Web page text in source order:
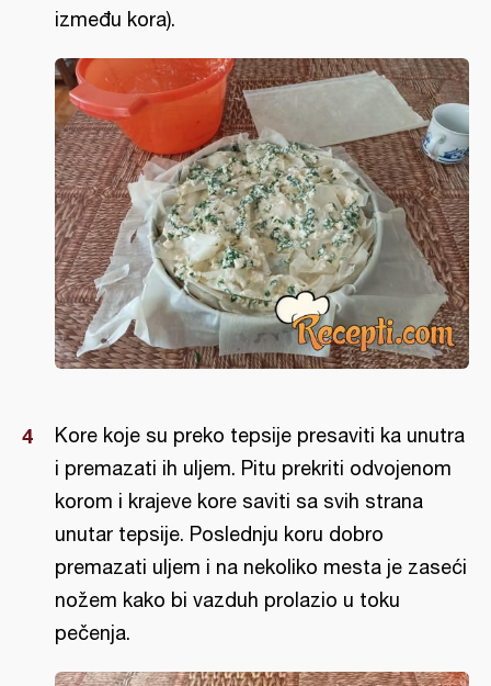
između kora).
Kore koje su preko tepsije presaviti ka unutra
i premazati ih uljem. Pitu prekriti odvojenom
korom i krajeve kore saviti sa svih strana
unutar tepsije. Poslednju koru dobro
premazati uljem i na nekoliko mesta je zaseći
nožem kako bi vazduh prolazio u toku
pečenja.